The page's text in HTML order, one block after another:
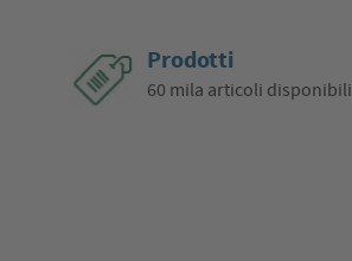
Prodotti
60 mila articoli disponibili